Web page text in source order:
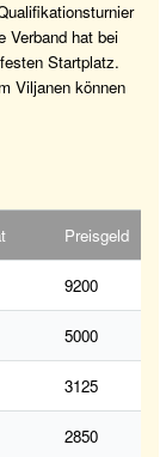
Verband hat bei
Startplatz.
Viljanen können
Preisgeld
9200
5000
3125
2850